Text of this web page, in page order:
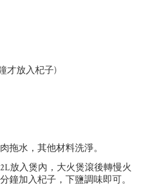
才放入杞子)
拖水，其他材料洗淨。
放入煲內，大火煲滾後轉慢火
鐘加入杞子，下鹽調味即可。